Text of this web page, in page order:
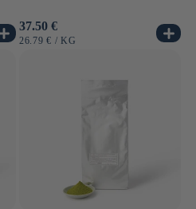
Normaler
Preis
37.50 €
GRUNDPREIS
26.79 € / PRO
KG